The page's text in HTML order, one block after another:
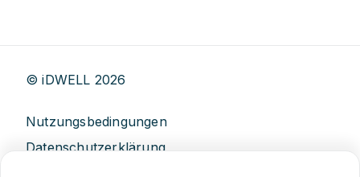
© iDWELL 2026
Nutzungsbedingungen
Datenschutzerklärung